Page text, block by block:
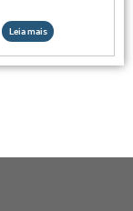
Leia mais